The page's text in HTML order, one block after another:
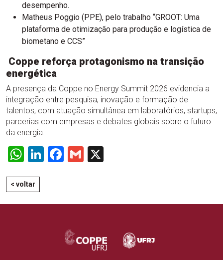
desempenho.
Matheus Poggio (PPE), pelo trabalho “GROOT: Uma
plataforma de otimização para produção e logística de
biometano e CCS”
Coppe reforça protagonismo na transição
energética
A presença da Coppe no Energy Summit 2026 evidencia a
integração entre pesquisa, inovação e formação de
talentos, com atuação simultânea em laboratórios, startups,
parcerias com empresas e debates globais sobre o futuro
da energia.
WhatsApp
LinkedIn
Facebook
Gmail
< voltar